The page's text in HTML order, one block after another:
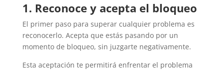
1. Reconoce y acepta el bloqueo
El primer paso para superar cualquier problema es
reconocerlo. Acepta que estás pasando por un
momento de bloqueo, sin juzgarte negativamente.
Esta aceptación te permitirá enfrentar el problema